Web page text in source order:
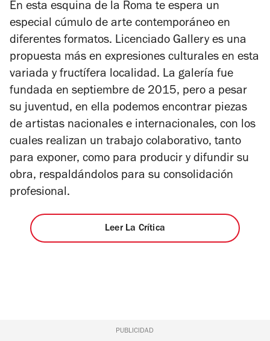
En esta esquina de la Roma te espera un
especial cúmulo de arte contemporáneo en
diferentes formatos. Licenciado Gallery es una
propuesta más en expresiones culturales en esta
variada y fructífera localidad. La galería fue
fundada en septiembre de 2015, pero a pesar
su juventud, en ella podemos encontrar piezas
de artistas nacionales e internacionales, con los
cuales realizan un trabajo colaborativo, tanto
para exponer, como para producir y difundir su
obra, respaldándolos para su consolidación
profesional.
Leer La Crítica
PUBLICIDAD